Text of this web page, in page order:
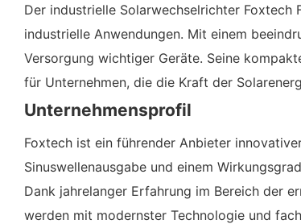
Der industrielle Solarwechselrichter
industrielle Anwendungen. Mit einem
Versorgung wichtiger Geräte. Seine
für Unternehmen, die die Kraft der
Unternehmensprofil
Foxtech ist ein führender Anbieter
Sinuswellenausgabe und einem
Dank jahrelanger Erfahrung im Bereich der
werden mit modernster Technologie und